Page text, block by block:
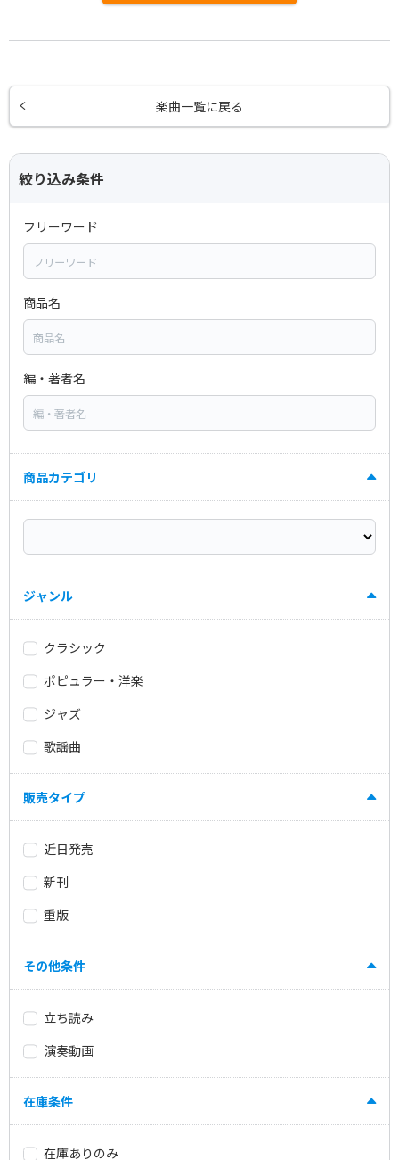
楽曲一覧に戻る
絞り込み条件
フリーワード
商品名
編・著者名
商品カテゴリ
ジャンル
クラシック
ポピュラー・洋楽
ジャズ
歌謡曲
販売タイプ
近日発売
新刊
重版
その他条件
立ち読み
演奏動画
在庫条件
在庫ありのみ